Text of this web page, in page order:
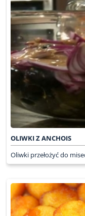
OLIWKI Z ANCHOIS
Oliwki przełożyć do